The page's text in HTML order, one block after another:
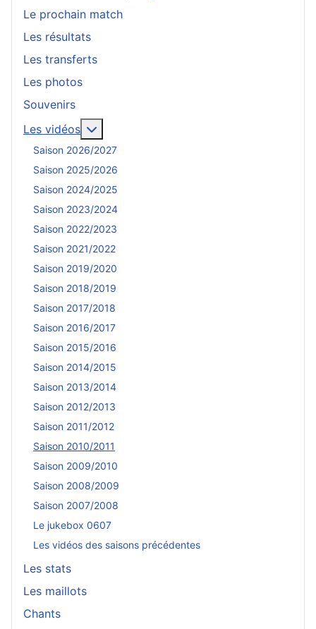
Le prochain match
Les résultats
Les transferts
Les photos
Souvenirs
Les vidéos
Saison 2026/2027
Saison 2025/2026
Saison 2024/2025
Saison 2023/2024
Saison 2022/2023
Saison 2021/2022
Saison 2019/2020
Saison 2018/2019
Saison 2017/2018
Saison 2016/2017
Saison 2015/2016
Saison 2014/2015
Saison 2013/2014
Saison 2012/2013
Saison 2011/2012
Saison 2010/2011
Saison 2009/2010
Saison 2008/2009
Saison 2007/2008
Le jukebox 0607
Les vidéos des saisons précédentes
Les stats
Les maillots
Chants